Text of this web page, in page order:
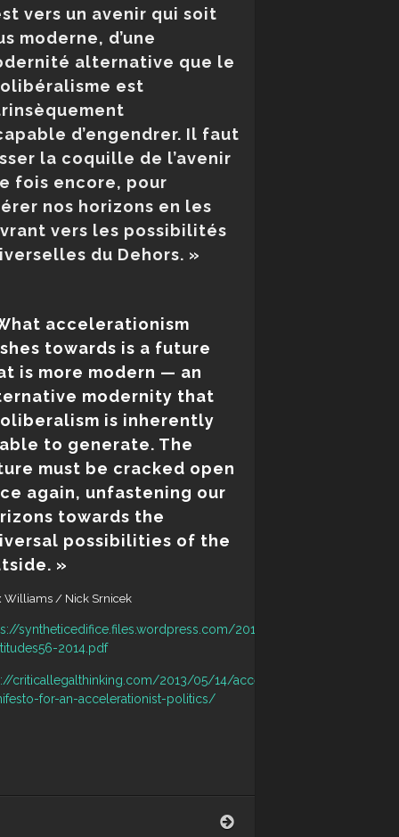
vers un avenir qui soit
moderne, d’une
alternative que le
est
d’engendrer. Il faut
la coquille de l’avenir
fois encore, pour
nos horizons en les
vers les possibilités
du Dehors. »
accelerationism
towards is a future
is more modern — an
modernity that
is inherently
to generate. The
must be cracked open
again, unfastening our
towards the
possibilities of the
»
Williams / Nick Srnicek
syntheticedifice.files.wordpress.com/2014/03/
2014.pdf
criticallegalthinking.com/2013/05/14/accelerate-
for-an-accelerationist-politics/